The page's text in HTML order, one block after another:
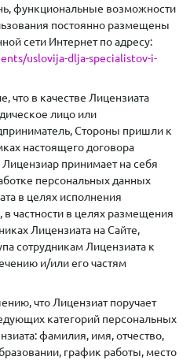
функциональные возможности
постоянно размещены
сети Интернет по адресу:
uslovija-dlja-specialistov-i-
что в качестве Лицензиата
лицо или
Стороны пришли к
настоящего договора
Лицензиар принимает на себя
персональных данных
в целях исполнения
частности в целях размещения
Лицензиата на Сайте,
сотрудникам Лицензиата к
и/или его частям
что Лицензиат поручает
категорий персональных
фамилия, имя, отчество,
график работы, место